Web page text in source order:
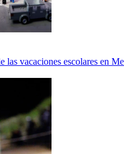
las vacaciones escolares en